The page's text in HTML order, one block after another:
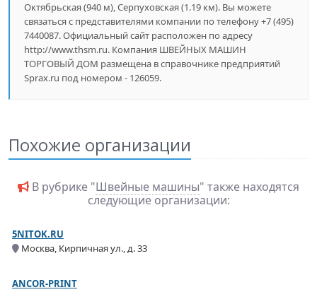
Октябрьская (940 м), Серпуховская (1.19 км). Вы можете
связаться с представителями компании по телефону +7 (495)
7440087. Официальный сайт расположен по адресу
http://www.thsm.ru. Компания ШВЕЙНЫХ МАШИН
ТОРГОВЫЙ ДОМ размещена в справочнике предприятий
Sprax.ru под номером - 126059.
Похожие организации
В рубрике "Швейные машины" также находятся
следующие организации:
5NITOK.RU
Москва, Кирпичная ул., д. 33
ANCOR-PRINT